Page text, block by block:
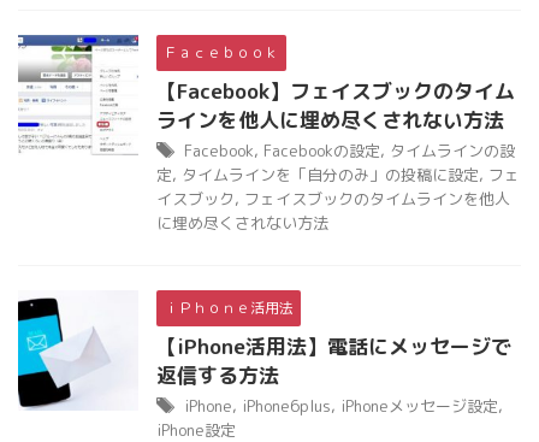
Ｆａｃｅｂｏｏｋ
【Facebook】フェイスブックのタイム
ラインを他人に埋め尽くされない方法
Facebook, Facebookの設定, タイムラインの設
定, タイムラインを「自分のみ」の投稿に設定, フェ
イスブック, フェイスブックのタイムラインを他人
に埋め尽くされない方法
ｉＰｈｏｎｅ活用法
【iPhone活用法】電話にメッセージで
返信する方法
iPhone, iPhone6plus, iPhoneメッセージ設定,
iPhone設定